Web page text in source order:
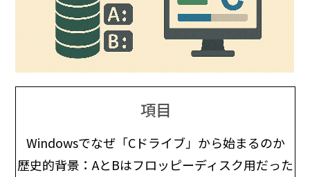
項目
Windowsでなぜ「Cドライブ」から始まるのか
歴史的背景：AとBはフロッピーディスク用だった